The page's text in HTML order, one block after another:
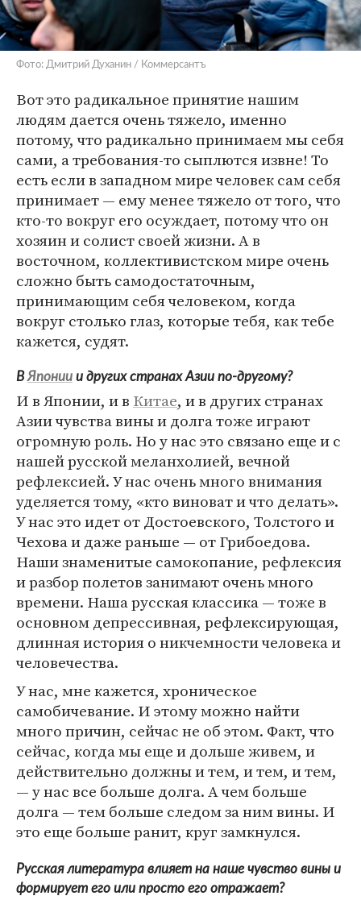
Фото: Дмитрий Духанин / Коммерсантъ
Вот это радикальное принятие нашим
людям дается очень тяжело, именно
потому, что радикально принимаем мы себя
сами, а требования-то сыплются извне! То
есть если в западном мире человек сам себя
принимает — ему менее тяжело от того, что
кто-то вокруг его осуждает, потому что он
хозяин и солист своей жизни. А в
восточном, коллективистском мире очень
сложно быть самодостаточным,
принимающим себя человеком, когда
вокруг столько глаз, которые тебя, как тебе
кажется, судят.
ВЯпонии и других странах Азии по-другому?
И в Японии, и в Китае, и в других странах
Азии чувства вины и долга тоже играют
огромную роль. Но у нас это связано еще и с
нашей русской меланхолией, вечной
рефлексией. У нас очень много внимания
уделяется тому, «кто виноват и что делать».
У нас это идет от Достоевского, Толстого и
Чехова и даже раньше — от Грибоедова.
Наши знаменитые самокопание, рефлексия
и разбор полетов занимают очень много
времени. Наша русская классика — тоже в
основном депрессивная, рефлексирующая,
длинная история о никчемности человека и
человечества.
У нас, мне кажется, хроническое
самобичевание. И этому можно найти
много причин, сейчас не об этом. Факт, что
сейчас, когда мы еще и дольше живем, и
действительно должны и тем, и тем, и тем,
— у нас все больше долга. А чем больше
долга — тем больше следом за ним вины. И
это еще больше ранит, круг замкнулся.
Русская литература влияет на наше чувство вины и
формирует его или просто его отражает?